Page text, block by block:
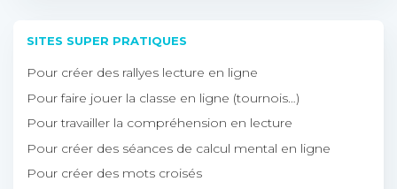
SITES SUPER PRATIQUES
Pour créer des rallyes lecture en ligne
Pour faire jouer la classe en ligne (tournois…)
Pour travailler la compréhension en lecture
Pour créer des séances de calcul mental en ligne
Pour créer des mots croisés